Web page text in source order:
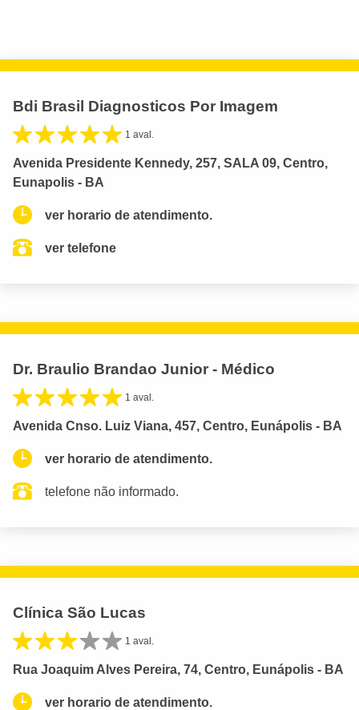
Bdi Brasil Diagnosticos Por Imagem
1 aval.
Avenida Presidente Kennedy, 257, SALA 09, Centro,
Eunapolis - BA
ver horario de atendimento.
ver telefone
Dr. Braulio Brandao Junior - Médico
1 aval.
Avenida Cnso. Luiz Viana, 457, Centro, Eunápolis - BA
ver horario de atendimento.
telefone não informado.
Clínica São Lucas
1 aval.
Rua Joaquim Alves Pereira, 74, Centro, Eunápolis - BA
ver horario de atendimento.